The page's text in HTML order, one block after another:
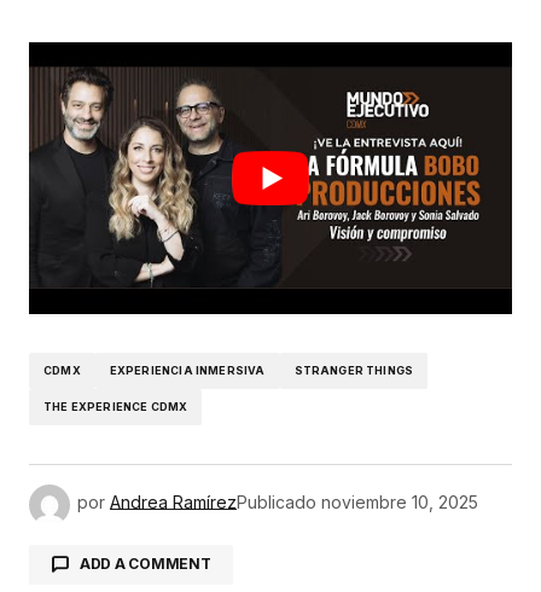
CDMX EXPERIENCIA INMERSIVA STRANGER THINGS
THE EXPERIENCE CDMX
por Andrea RamírezPublicado noviembre 10, 2025
ADD A COMMENT